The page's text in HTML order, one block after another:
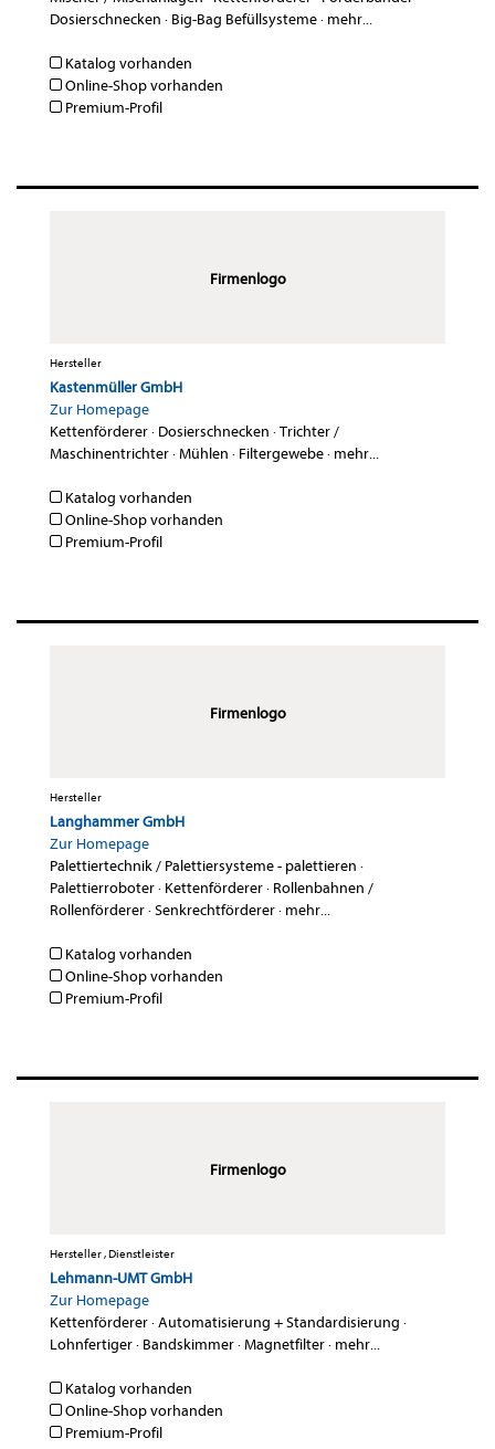
Dosierschnecken · Big-Bag Befüllsysteme· mehr...
Katalog vorhanden
Online-Shop vorhanden
Premium-Profil
Firmenlogo
Hersteller
Kastenmüller GmbH
Zur Homepage
Kettenförderer· Dosierschnecken ·Trichter /
Maschinentrichter·Mühlen · Filtergewebe· mehr...
Katalog vorhanden
Online-Shop vorhanden
Premium-Profil
Firmenlogo
Hersteller
Langhammer GmbH
Zur Homepage
Palettiertechnik / Palettiersysteme - palettieren ·
Palettierroboter· Kettenförderer· Rollenbahnen /
Rollenförderer·Senkrechtförderer· mehr...
Katalog vorhanden
Online-Shop vorhanden
Premium-Profil
Firmenlogo
Hersteller , Dienstleister
Lehmann-UMT GmbH
Zur Homepage
Kettenförderer·Automatisierung + Standardisierung ·
Lohnfertiger· Bandskimmer·Magnetfilter· mehr...
Katalog vorhanden
Online-Shop vorhanden
Premium-Profil